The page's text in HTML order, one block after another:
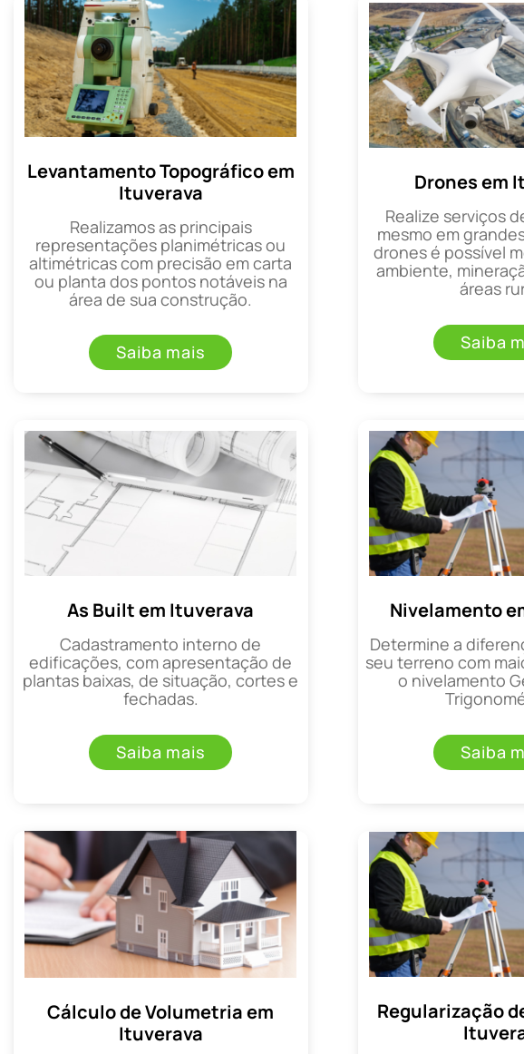
Levantamento Topográfico em
Ituverava
Realizamos as principais
representações planimétricas ou
altimétricas com precisão em carta
ou planta dos pontos notáveis na
área de sua construção.
Saiba mais
Drones em
Realize serviços
mesmo em
drones é possível
ambiente,
áreas
Saiba
As Built em Ituverava
Cadastramento interno de
edificações, com apresentação de
plantas baixas, de situação, cortes e
fechadas.
Saiba mais
Nivelamento
Determine a
seu terreno com
o nivelamento
Saiba
Cálculo de Volumetria em
Ituverava
Regularização